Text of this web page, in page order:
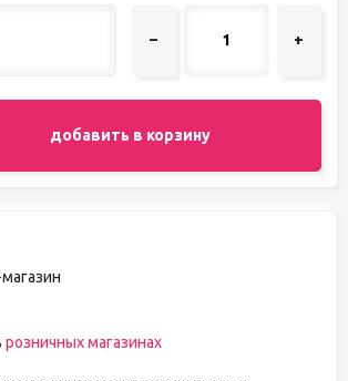
– +
добавить в корзину
розничных магазинах